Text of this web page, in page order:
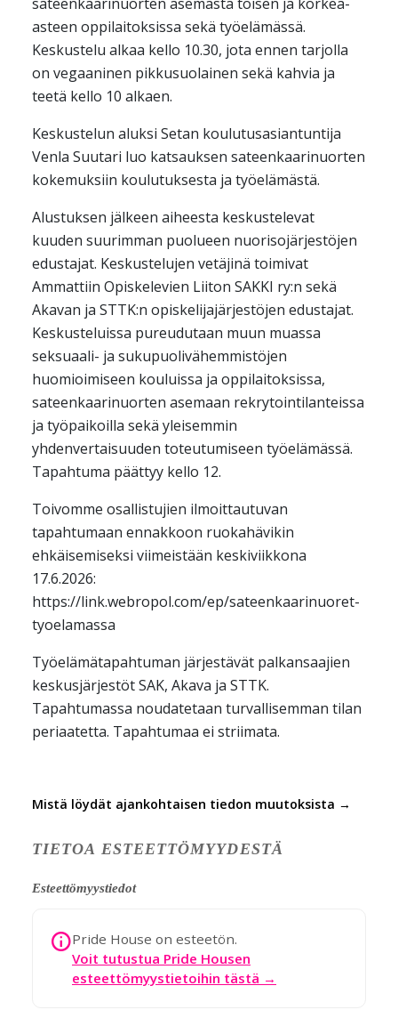
asteen oppilaitoksissa sekä työelämässä.
Keskustelu alkaa kello 10.30, jota ennen tarjolla
on vegaaninen pikkusuolainen sekä kahvia ja
teetä kello 10 alkaen.
Keskustelun aluksi Setan koulutusasiantuntija
Venla Suutari luo katsauksen sateenkaarinuorten
kokemuksiin koulutuksesta ja työelämästä.
Alustuksen jälkeen aiheesta keskustelevat
kuuden suurimman puolueen nuorisojärjestöjen
edustajat. Keskustelujen vetäjinä toimivat
Ammattiin Opiskelevien Liiton SAKKI ry:n sekä
Akavan ja STTK:n opiskelijajärjestöjen edustajat.
Keskusteluissa pureudutaan muun muassa
seksuaali- ja sukupuolivähemmistöjen
huomioimiseen kouluissa ja oppilaitoksissa,
sateenkaarinuorten asemaan rekrytointilanteissa
ja työpaikoilla sekä yleisemmin
yhdenvertaisuuden toteutumiseen työelämässä.
Tapahtuma päättyy kello 12.
Toivomme osallistujien ilmoittautuvan
tapahtumaan ennakkoon ruokahävikin
ehkäisemiseksi viimeistään keskiviikkona
17.6.2026:
https://link.webropol.com/ep/sateenkaarinuoret-
tyoelamassa
Työelämätapahtuman järjestävät palkansaajien
keskusjärjestöt SAK, Akava ja STTK.
Tapahtumassa noudatetaan turvallisemman tilan
periaatetta. Tapahtumaa ei striimata.
Mistä löydät ajankohtaisen tiedon muutoksista →
TIETOA ESTEETTÖMYYDESTÄ
Esteettömyystiedot
Pride House on esteetön.
Voit tutustua Pride Housen
esteettömyystietoihin tästä →